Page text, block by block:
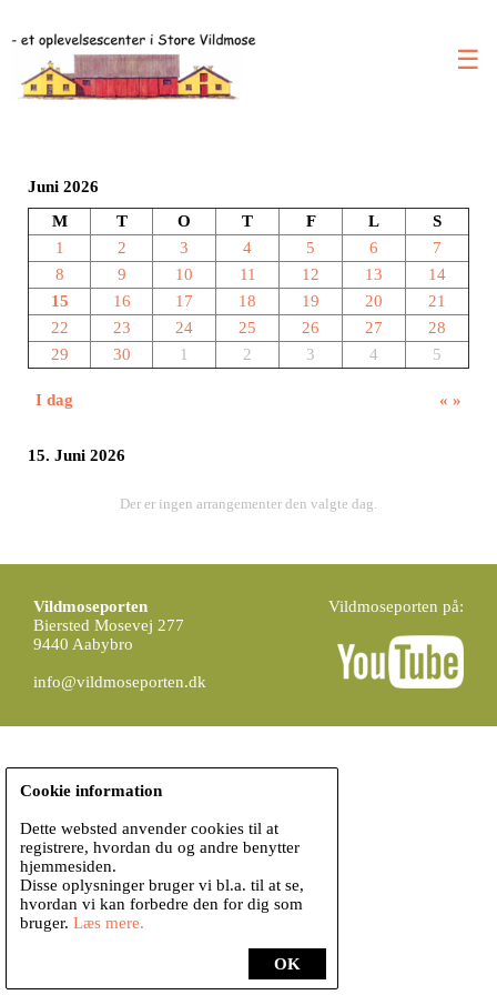
☰
Juni 2026
M
T O T F L
S
1
2 3 4 5 6
7
8
9 10 11 12 13
14
15
16 17 18 19 20
21
22
23 24 25 26 27
28
29
30 1 2 3 4 5
I dag « »
15. Juni 2026
Der er ingen arrangementer den valgte dag.
Vildmoseporten
Biersted Mosevej 277
9440 Aabybro
info@vildmoseporten.dk
Vildmoseporten på:
OK
Cookie information
Dette websted anvender cookies til at
registrere, hvordan du og andre benytter
hjemmesiden.
Disse oplysninger bruger vi bl.a. til at se,
hvordan vi kan forbedre den for dig som
bruger. Læs mere.